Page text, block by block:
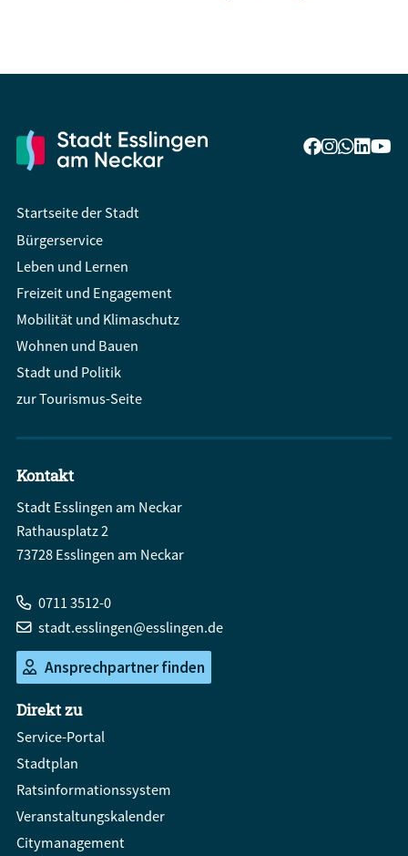
Startseite der Stadt
Bürgerservice
Leben und Lernen
Freizeit und Engagement
Mobilität und Klimaschutz
Wohnen und Bauen
Stadt und Politik
zur Tourismus-Seite
Kontakt
Stadt Esslingen am Neckar
Rathausplatz 2
73728 Esslingen am Neckar
0711 3512-0
stadt.esslingen@esslingen.de
Ansprechpartner finden
Direkt zu
Service-Portal
Stadtplan
Ratsinformationssystem
Veranstaltungskalender
Citymanagement